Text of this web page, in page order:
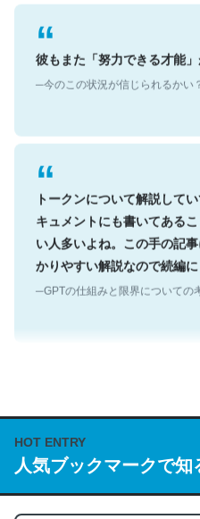
彼もまた「努力できる才能」
トークンについて解説して
キュメントにも書いてある
い人多いよね。この手の記
かりやすい解説なので続編に
─GPTの仕組みと限界についての
説してる記事が少ないので貴
https://
/064121
─GPTの仕組みと限界についての
HOT ENTRY
人気ブックマークで知